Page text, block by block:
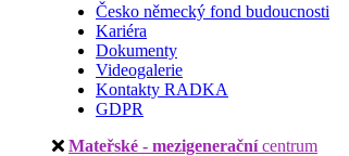
Česko německý fond budoucnosti
Kariéra
Dokumenty
Videogalerie
Kontakty RADKA
GDPR
Mateřské - mezigenerační centrum